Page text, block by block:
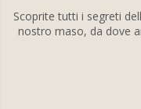
Scoprite tutti i segreti
nostro maso, da dove